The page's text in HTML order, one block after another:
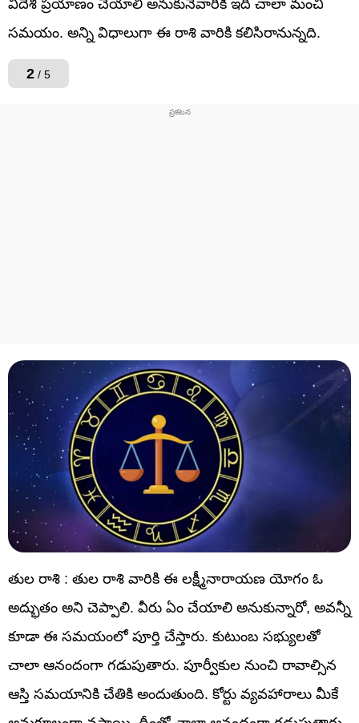
విదేశీ ప్రయాణం చేయాలి అనుకునేవారికి ఇది చాలా మంచి
సమయం. అన్ని విధాలుగా ఈ రాశి వారికి కలిసిరానున్నది.
2 / 5
తుల రాశి : తుల రాశి వారికి ఈ లక్ష్మీనారాయణ యోగం ఓ
అద్భుతం అని చెప్పాలి. వీరు ఏం చేయాలి అనుకున్నారో, అవన్నీ
కూడా ఈ సమయంలో పూర్తి చేస్తారు. కుటుంబ సభ్యులతో
చాలా ఆనందంగా గడుపుతారు. పూర్వీకుల నుంచి రావాల్సిన
ఆస్తి సమయానికి చేతికి అందుతుంది. కోర్టు వ్యవహారాలు మీకే